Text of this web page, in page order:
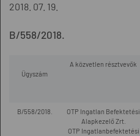
2018. 07. 19.
B/558/2018.
Ügyszám
A közvetlen résztvevők
B/558/2018.
OTP Ingatlan Befektetési
Alapkezelő Zrt.
OTP Ingatlanbefektetési